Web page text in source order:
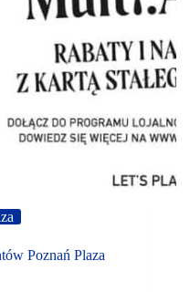
Poznań Plaza